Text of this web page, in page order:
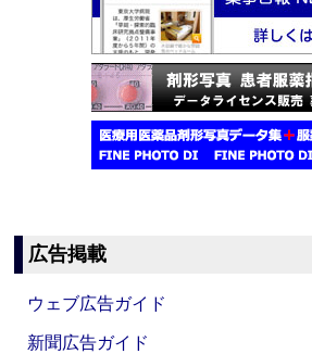
広告掲載
ウェブ広告ガイド
新聞広告ガイド